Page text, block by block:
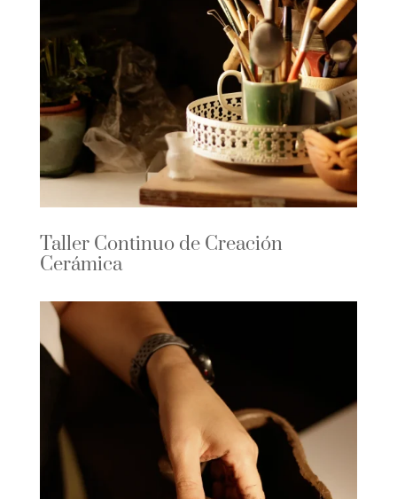
Taller Continuo de Creación
Cerámica